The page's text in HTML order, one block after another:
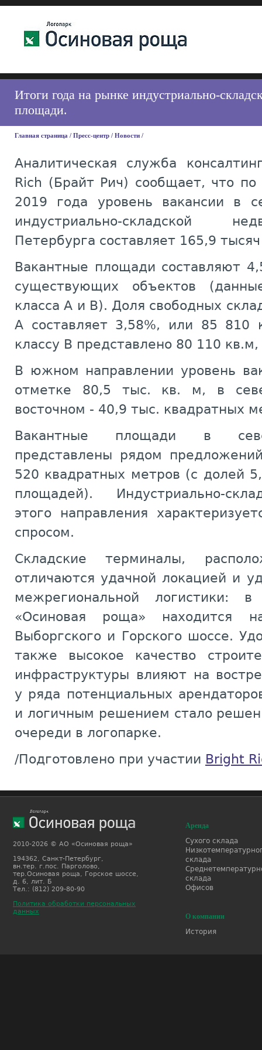
Итоги года на рынке индустриально-
площади.
Главная страница / Пресс-центр / Новости /
Аналитическая служба
Rich (Брайт Рич) сообщает, что
2019 года уровень вакансии в
индустриально-складской
Петербурга составляет 165,9
Вакантные площади составляют
существующих объектов
класса А и B). Доля свободных
А составляет 3,58%, или 85 810
классу B представлено 80 110
В южном направлении уровень
отметке 80,5 тыс. кв. м, в
восточном - 40,9 тыс. квадратных
Вакантные площади в
представлены рядом
520 квадратных метров (с долей
площадей). Индустриально-
этого направления
спросом.
Складские терминалы,
отличаются удачной локацией и
межрегиональной логистики: в
«Осиновая роща» находится
Выборгского и Горского шоссе.
также высокое качество
инфраструктуры влияют на
у ряда потенциальных
и логичным решением стало
очереди в логопарке.
/Подготовлено при участии Bright
2010-2026 © АО «Осиновая роща»
194362, Санкт-Петербург,
вн.тер. г.пос. Парголово,
тер.Осиновая роща, Горское шоссе,
д. 6, лит. Б
Тел.: (812) 209-80-90
Политика обработки персональных
данных
Аренда
Сухого склада
склада
склада
Офисов
О компании
История